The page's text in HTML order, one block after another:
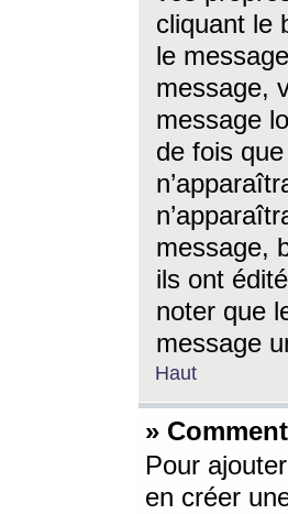
cliquant le
le
message,
message
de fois
message,
ils ont
noter que
message
Haut
»
Pour
en créer